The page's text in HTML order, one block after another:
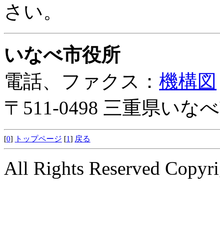
さい。
いなべ市役所
電話、ファクス： 機構図
〒511-0498 三重県いな
[0] トップページ [1] 戻る
All Rights Reserved